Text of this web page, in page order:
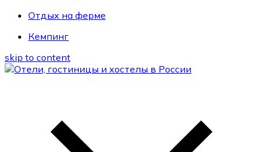
Отдых на ферме
Кемпинг
skip to content